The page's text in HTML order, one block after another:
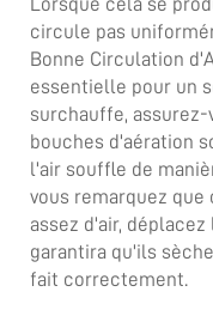
circule pas
Bonne Circulation
essentielle pour un
surchauffe,
bouches d'aération
l'air souffle de
vous remarquez
assez d'air,
garantira qu'ils
fait correctement.